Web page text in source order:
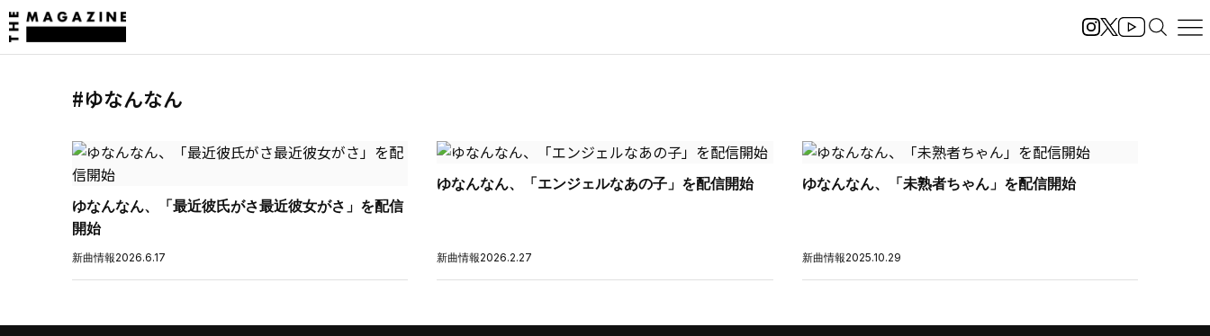
#ゆなんなん
ゆなんなん、「最近彼氏がさ最近彼女がさ」を配信
開始
新曲情報2026.6.17
ゆなんなん、「エンジェルなあの子」を配信開始
新曲情報2026.2.27
ゆなんなん、「未熟者ちゃん」を配信開始
新曲情報2025.10.29